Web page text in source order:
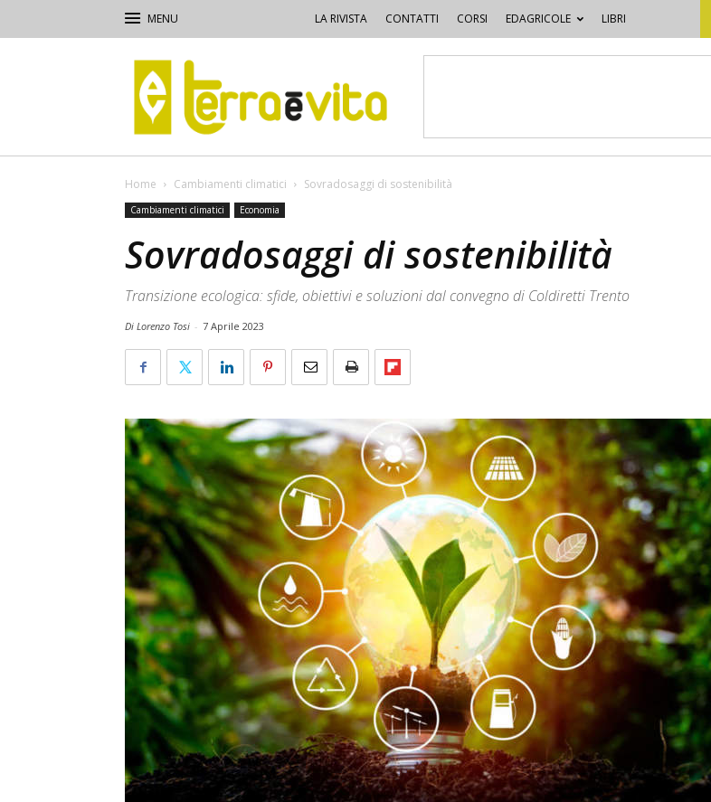
LA RIVISTA CONTATTI CORSI EDAGRICOLE LIBRI
Terra
e
Vita
Home Cambiamenti climatici Sovradosaggi di sostenibilità
Cambiamenti climatici Economia
Sovradosaggi di sostenibilità
Transizione ecologica: sfide, obiettivi e soluzioni dal convegno di Coldiretti Trento
Di Lorenzo Tosi - 7 Aprile 2023